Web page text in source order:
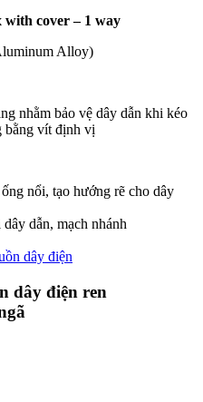
with cover – 1 way
Alloy)
nhằm bảo vệ dây dẫn khi kéo
vít định vị
nổi, tạo hướng rẽ cho dây
dẫn, mạch nhánh
dây điện ren